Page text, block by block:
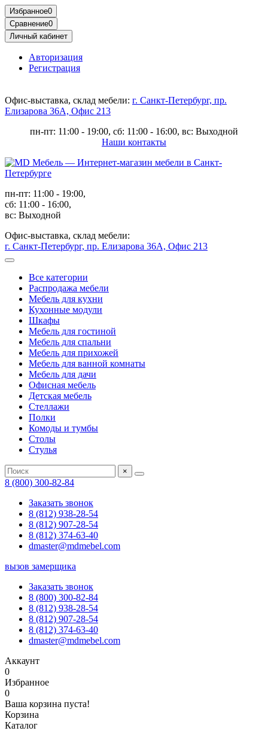
Избранное0
Сравнение0
Личный кабинет
Авторизация
Регистрация
Офис-выставка, склад мебели: г. Санкт-Петербург, пр.
Елизарова 36А, Офис 213
пн-пт: 11:00 - 19:00, сб: 11:00 - 16:00, вс: Выходной
Наши контакты
пн-пт: 11:00 - 19:00,
сб: 11:00 - 16:00,
вс: Выходной
Офис-выставка, склад мебели:
г. Санкт-Петербург, пр. Елизарова 36А, Офис 213
Все категории
Распродажа мебели
Мебель для кухни
Кухонные модули
Шкафы
Мебель для гостиной
Мебель для спальни
Мебель для прихожей
Мебель для ванной комнаты
Мебель для дачи
Офисная мебель
Детская мебель
Стеллажи
Полки
Комоды и тумбы
Столы
Стулья
×
8 (800) 300-82-84
Заказать звонок
8 (812) 938-28-54
8 (812) 907-28-54
8 (812) 374-63-40
dmaster@mdmebel.com
вызов замерщика
Заказать звонок
8 (800) 300-82-84
8 (812) 938-28-54
8 (812) 907-28-54
8 (812) 374-63-40
dmaster@mdmebel.com
Аккаунт
0
Избранное
0
Ваша корзина пуста!
Корзина
Каталог